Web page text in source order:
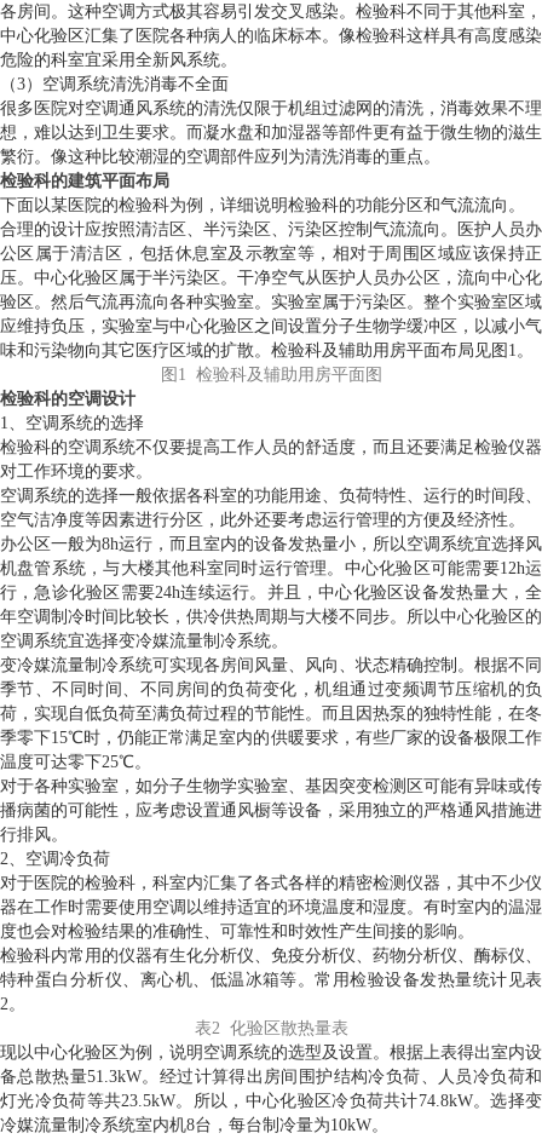
各房间。这种空调方式极其容易引发交叉感染。检验科不同于其他科室，
中心化验区汇集了医院各种病人的临床标本。像检验科这样具有高度感染
危险的科室宜采用全新风系统。
（3）空调系统清洗消毒不全面
很多医院对空调通风系统的清洗仅限于机组过滤网的清洗，消毒效果不理
想，难以达到卫生要求。而凝水盘和加湿器等部件更有益于微生物的滋生
繁衍。像这种比较潮湿的空调部件应列为清洗消毒的重点。
检验科的建筑平面布局
下面以某医院的检验科为例，详细说明检验科的功能分区和气流流向。
合理的设计应按照清洁区、半污染区、污染区控制气流流向。医护人员办
公区属于清洁区，包括休息室及示教室等，相对于周围区域应该保持正
压。中心化验区属于半污染区。干净空气从医护人员办公区，流向中心化
验区。然后气流再流向各种实验室。实验室属于污染区。整个实验室区域
应维持负压，实验室与中心化验区之间设置分子生物学缓冲区，以减小气
味和污染物向其它医疗区域的扩散。检验科及辅助用房平面布局见图1。
图1 检验科及辅助用房平面图
检验科的空调设计
1、空调系统的选择
检验科的空调系统不仅要提高工作人员的舒适度，而且还要满足检验仪器
对工作环境的要求。
空调系统的选择一般依据各科室的功能用途、负荷特性、运行的时间段、
空气洁净度等因素进行分区，此外还要考虑运行管理的方便及经济性。
办公区一般为8h运行，而且室内的设备发热量小，所以空调系统宜选择风
机盘管系统，与大楼其他科室同时运行管理。中心化验区可能需要12h运
行，急诊化验区需要24h连续运行。并且，中心化验区设备发热量大，全
年空调制冷时间比较长，供冷供热周期与大楼不同步。所以中心化验区的
空调系统宜选择变冷媒流量制冷系统。
变冷媒流量制冷系统可实现各房间风量、风向、状态精确控制。根据不同
季节、不同时间、不同房间的负荷变化，机组通过变频调节压缩机的负
荷，实现自低负荷至满负荷过程的节能性。而且因热泵的独特性能，在冬
季零下15℃时，仍能正常满足室内的供暖要求，有些厂家的设备极限工作
温度可达零下25℃。
对于各种实验室，如分子生物学实验室、基因突变检测区可能有异味或传
播病菌的可能性，应考虑设置通风橱等设备，采用独立的严格通风措施进
行排风。
2、空调冷负荷
对于医院的检验科，科室内汇集了各式各样的精密检测仪器，其中不少仪
器在工作时需要使用空调以维持适宜的环境温度和湿度。有时室内的温湿
度也会对检验结果的准确性、可靠性和时效性产生间接的影响。
检验科内常用的仪器有生化分析仪、免疫分析仪、药物分析仪、酶标仪、
特种蛋白分析仪、离心机、低温冰箱等。常用检验设备发热量统计见表
2。
表2 化验区散热量表
现以中心化验区为例，说明空调系统的选型及设置。根据上表得出室内设
备总散热量51.3kW。经过计算得出房间围护结构冷负荷、人员冷负荷和
灯光冷负荷等共23.5kW。所以，中心化验区冷负荷共计74.8kW。选择变
冷媒流量制冷系统室内机8台，每台制冷量为10kW。